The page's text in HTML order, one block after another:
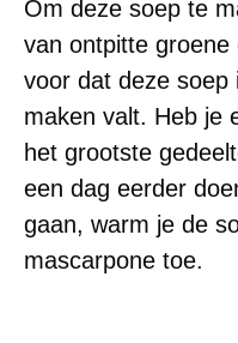
Om deze soep te
van ontpitte
voor dat deze
maken valt. Heb je
het grootste
een dag eerder
gaan, warm je de
mascarpone toe.